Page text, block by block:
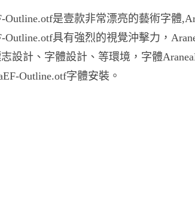
Outline.otf是壹款非常漂亮的藝術字體
Outline.otf具有強烈的視覺沖擊力，
設計、字體設計、等環境，字體
Outline.otf字體安裝。